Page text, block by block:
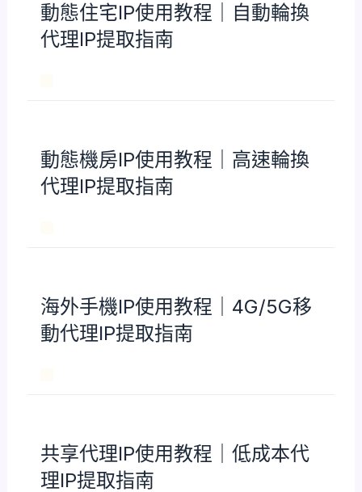
動態住宅IP使用教程｜自動輪換
代理IP提取指南
動態機房IP使用教程｜高速輪換
代理IP提取指南
海外手機IP使用教程｜4G/5G移
動代理IP提取指南
共享代理IP使用教程｜低成本代
理IP提取指南